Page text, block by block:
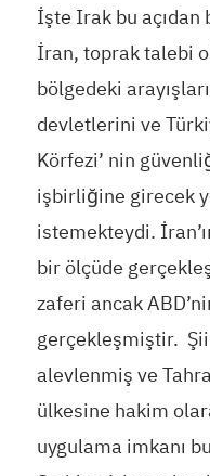
İşte Irak bu açıdan
İran, toprak talebi
bölgedeki
devletlerini ve
Körfezi’ nin
işbirliğine girecek
istemekteydi.
bir ölçüde
zaferi ancak
gerçekleşmiştir.
alevlenmiş ve
ülkesine hakim
uygulama imkanı